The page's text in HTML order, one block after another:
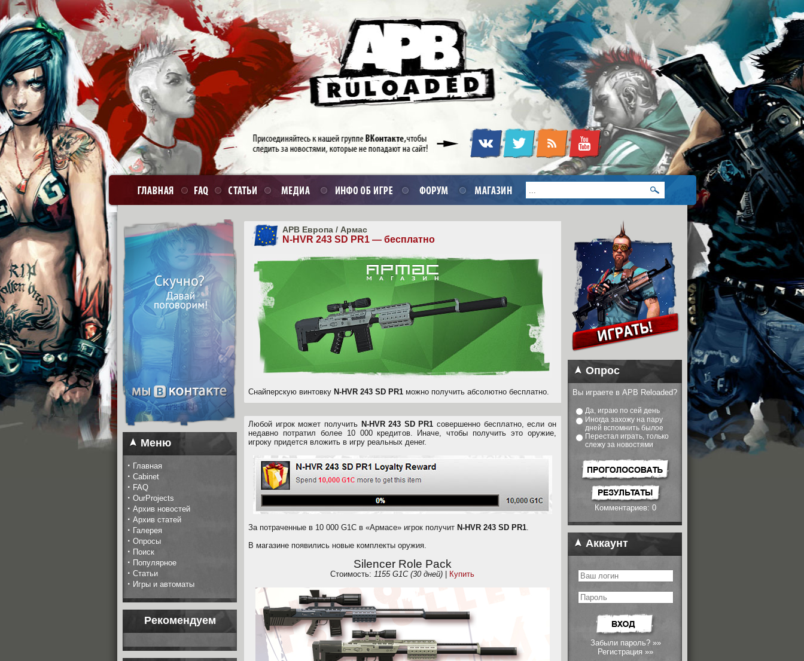
Меню
· Главная
· Cabinet
· FAQ
· OurProjects
· Архив новостей
· Архив статей
· Галерея
· Опросы
· Поиск
· Популярное
· Статьи
· Игры и автоматы
Рекомендуем
APB Европа / Армас
N-HVR 243 SD PR1 — бесплатно
Снайперскую винтовку N-HVR 243 SD PR1 можно получить абсолютно бесплатно.
Любой игрок может получить N-HVR 243 SD PR1 совершенно бесплатно, если он
недавно потратил более 10 000 кредитов. Иначе, чтобы получить это оружие,
игроку придется вложить в игру реальных денег.
За потраченные в 10 000 G1C в «Армасе» игрок получит N-HVR 243 SD PR1.
В магазине появились новые комплекты оружия.
Silencer Role Pack
Стоимость: 1155 G1C (30 дней) Купить
Опрос
Вы играете в APB Reloaded?
Да, играю по сей день
Иногда захожу на пару
дней вспомнить былое
Перестал играть, только
слежу за новостями
Комментариев: 0
Аккаунт
Забыли пароль? »»
Регистрация »»